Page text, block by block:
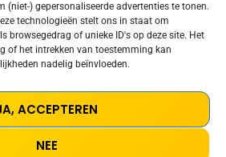
(niet-) gepersonaliseerde advertenties te tonen.
technologieën stelt ons in staat om
browsegedrag of unieke ID's op deze site. Het
of het intrekken van toestemming kan
nadelig beïnvloeden.
ACCEPTEREN
NEE